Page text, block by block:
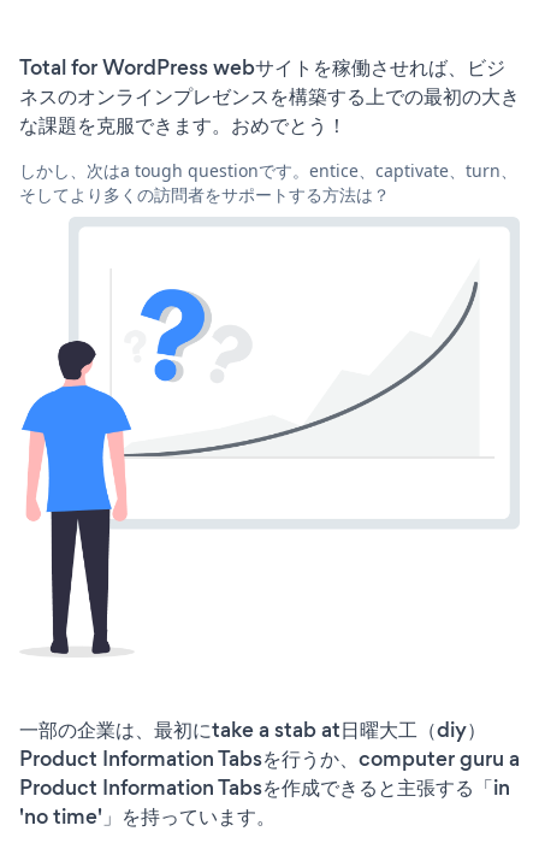
Total for WordPress webサイトを稼働させれば、ビジ
ネスのオンラインプレゼンスを構築する上での最初の大き
な課題を克服できます。おめでとう！
しかし、次はa tough questionです。entice、captivate、turn、
そしてより多くの訪問者をサポートする方法は？
一部の企業は、最初にtake a stab at日曜大工（diy）
Product Information Tabsを行うか、computer guru a
Product Information Tabsを作成できると主張する「in
'no time'」を持っています。